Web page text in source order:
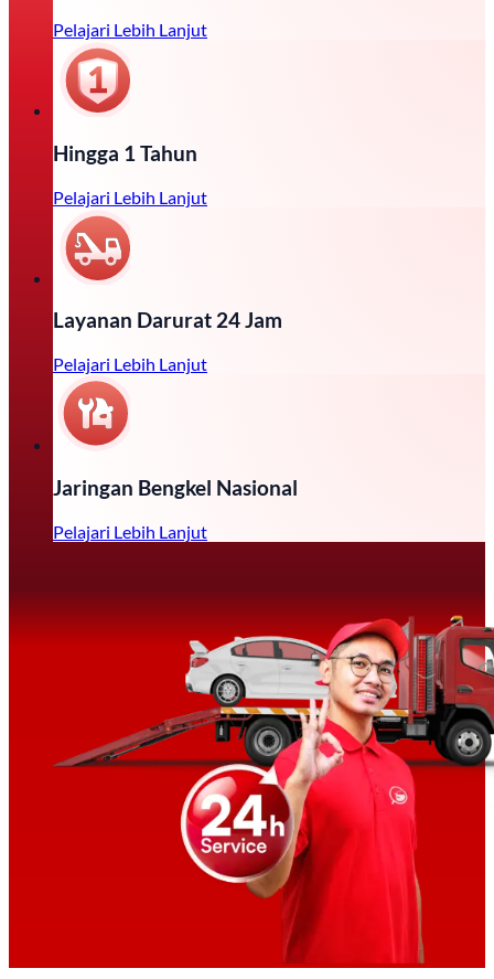
Pelajari Lebih Lanjut
Hingga 1 Tahun
Pelajari Lebih Lanjut
Layanan Darurat 24 Jam
Pelajari Lebih Lanjut
Jaringan Bengkel Nasional
Pelajari Lebih Lanjut